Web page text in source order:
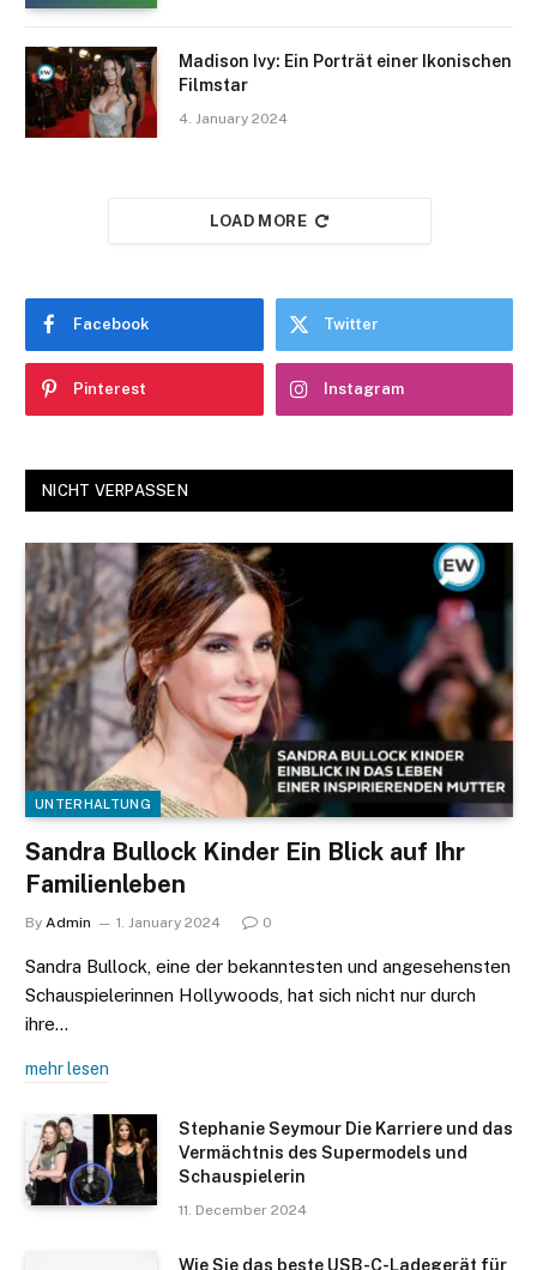
Madison Ivy: Ein Porträt einer Ikonischen
Filmstar
4. January 2024
LOAD MORE
Facebook Twitter
Pinterest Instagram
NICHT VERPASSEN
UNTERHALTUNG
Sandra Bullock Kinder Ein Blick auf Ihr
Familienleben
By Admin 1. January 2024 0
Sandra Bullock, eine der bekanntesten und angesehensten
Schauspielerinnen Hollywoods, hat sich nicht nur durch
ihre…
mehr lesen
Stephanie Seymour Die Karriere und das
Vermächtnis des Supermodels und
Schauspielerin
11. December 2024
Wie Sie das beste USB-C-Ladegerät für